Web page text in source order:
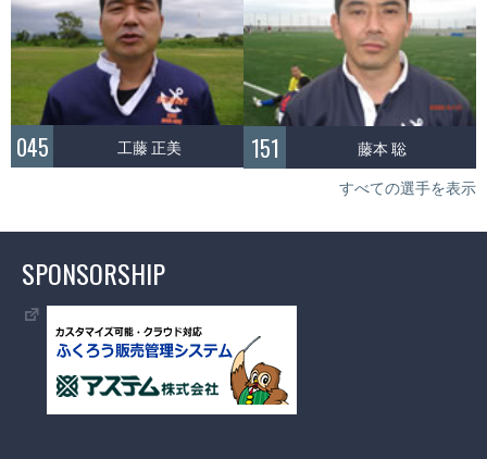
045 工藤 正美 151 藤本 聡
すべての選手を表示
SPONSORSHIP